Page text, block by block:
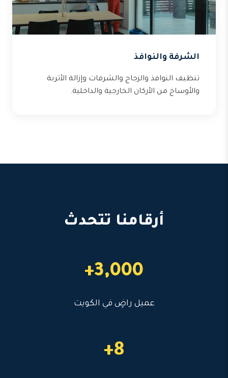
الشرفة والنوافذ
تنظيف النوافذ والزجاج والشرفات وإزالة الأتربة
والأوساخ من الأركان الخارجية والداخلية.
أرقامنا تتحدث
3,000+
عميل راضٍ في الكويت
8+